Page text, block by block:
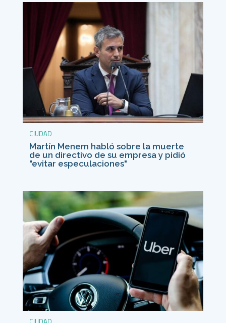
CIUDAD
Martín Menem habló sobre la muerte
de un directivo de su empresa y pidió
"evitar especulaciones"